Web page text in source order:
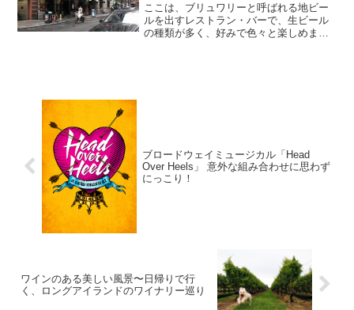
ここは、ブリュワリーと呼ばれる地ビー
ルを出すレストラン・バーで、生ビール
の種類が多く、好みで色々と楽しめま
ブロードウェイミュージカル「Head
Over Heels」 意外な組み合わせに思わず
にっこり！
ワインのある美しい風景〜日帰りで行
く、ロングアイランドのワイナリー巡り